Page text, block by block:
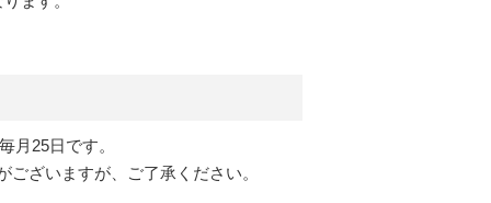
月25日です。
ざいますが、ご了承ください。